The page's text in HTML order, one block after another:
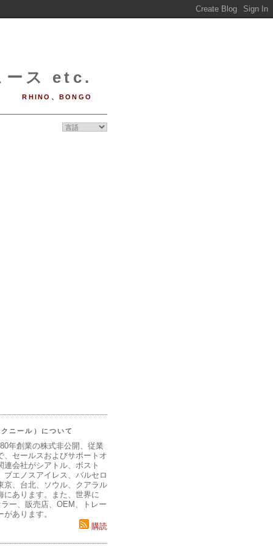
ス etc.
RHINO、BONGO
ニール）について
年創業の株式非公開、従業
、セールスおよびサポートオ
連会社がシアトル、ボスト
ブエノスアイレス、バルセロ
京、台北、ソウル、クアラル
にあります。また、世界に
ー、販売店、OEM、トレー
あります。
購読